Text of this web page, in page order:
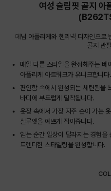
여성 슬림핏 골지 아
데님 아플리케와 헨리넥 디자인으로
골지 반
매일 다른 스타일을 완성해주는 베
아플리케 아트워크가 유니크합니다.
편안함 속에서 완성되는 세련됨을
바디에 부드럽게 밀착됩니다.
옷장 속에서 가장 자주 손이 가는
실루엣을 예쁘게 잡아줍니다.
입는 순간 일상이 달라지는 경험을
트렌디한 스타일링을 완성합니다.